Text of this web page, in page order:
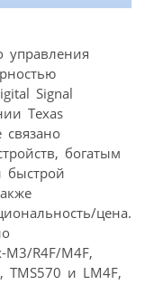
управления
Signal
Texas
связано
богатым
цена.
R4F/M4F,
TMS570 и LM4F,